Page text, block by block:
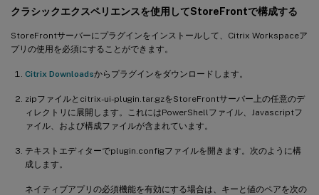
クラシックエクスペリエンスを使用してStoreFrontで構成する
StoreFrontサーバーにプラグインをインストールして、Citrix Workspaceア
プリの使用を必須にすることができます。
Citrix Downloadsからプラグインをダウンロードします。
zipファイルとcitrix-ui-plugin.tar.gzをStoreFrontサーバー上の任意のデ
ィレクトリに展開します。これにはPowerShellファイル、Javascriptフ
ァイル、および構成ファイルが含まれています。
テキストエディターでplugin.configファイルを開きます。次のように構
成します。
ネイティブアプリの必須機能を有効にする場合は、キーと値のペアを次の